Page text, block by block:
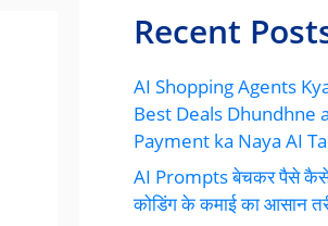
Recent
AI Shopping Agents
Best Deals Dhundhne
Payment ka Naya AI
AI Prompts बेचकर पैसे कैसे
कोडिंग के कमाई का आसान